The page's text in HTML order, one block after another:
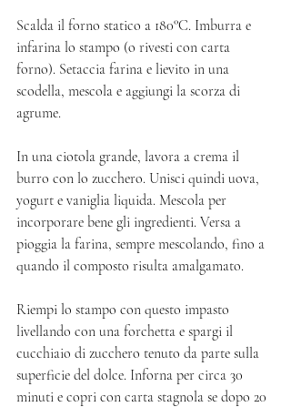
Scalda il forno statico a 180°C. Imburra e
infarina lo stampo (o rivesti con carta
forno). Setaccia farina e lievito in una
scodella, mescola e aggiungi la scorza di
agrume.
In una ciotola grande, lavora a crema il
burro con lo zucchero. Unisci quindi uova,
yogurt e vaniglia liquida. Mescola per
incorporare bene gli ingredienti. Versa a
pioggia la farina, sempre mescolando, fino a
quando il composto risulta amalgamato.
Riempi lo stampo con questo impasto
livellando con una forchetta e spargi il
cucchiaio di zucchero tenuto da parte sulla
superficie del dolce. Inforna per circa 30
minuti e copri con carta stagnola se dopo 20